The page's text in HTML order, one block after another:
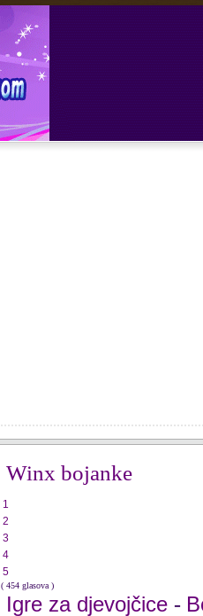
Winx bojanke
1
2
3
4
5
( 454 glasova )
Igre za djevojčice -